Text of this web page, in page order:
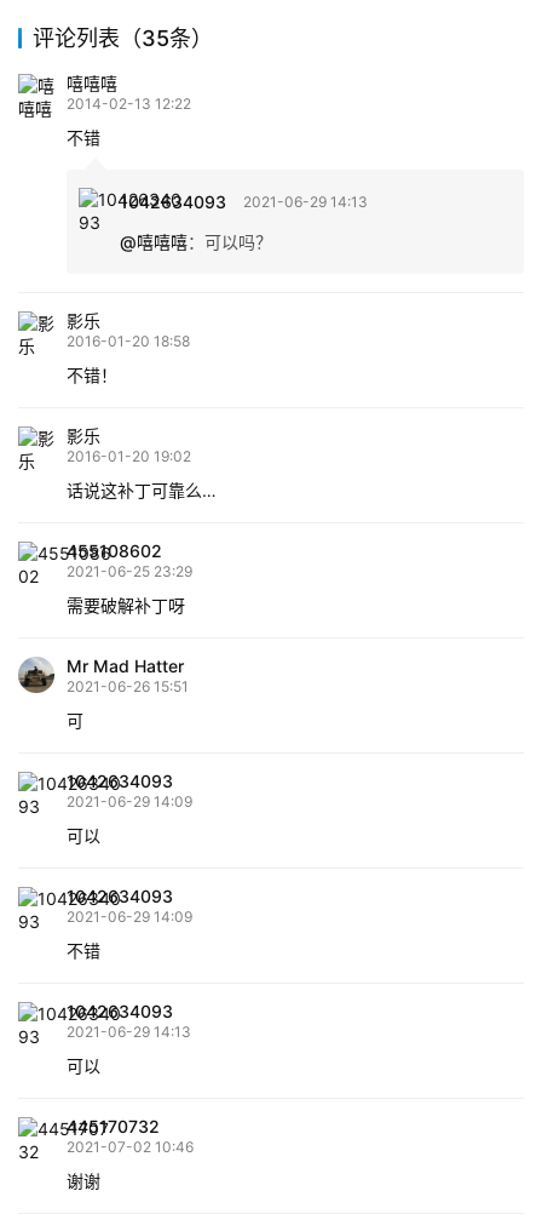
评论列表（35条）
嘻嘻嘻
2014-02-13 12:22
不错
1042634093 2021-06-29 14:13
@嘻嘻嘻： 可以吗？
影乐
2016-01-20 18:58
不错！
影乐
2016-01-20 19:02
话说这补丁可靠么…
455108602
2021-06-25 23:29
需要破解补丁呀
Mr Mad Hatter
2021-06-26 15:51
可
1042634093
2021-06-29 14:09
可以
1042634093
2021-06-29 14:09
不错
1042634093
2021-06-29 14:13
可以
445170732
2021-07-02 10:46
谢谢